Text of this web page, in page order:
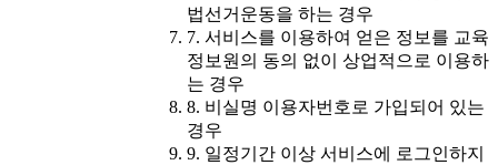
법선거운동을 하는 경우
7. 서비스를 이용하여 얻은 정보를 교육
정보원의 동의 없이 상업적으로 이용하
는 경우
8. 비실명 이용자번호로 가입되어 있는
경우
9. 일정기간 이상 서비스에 로그인하지